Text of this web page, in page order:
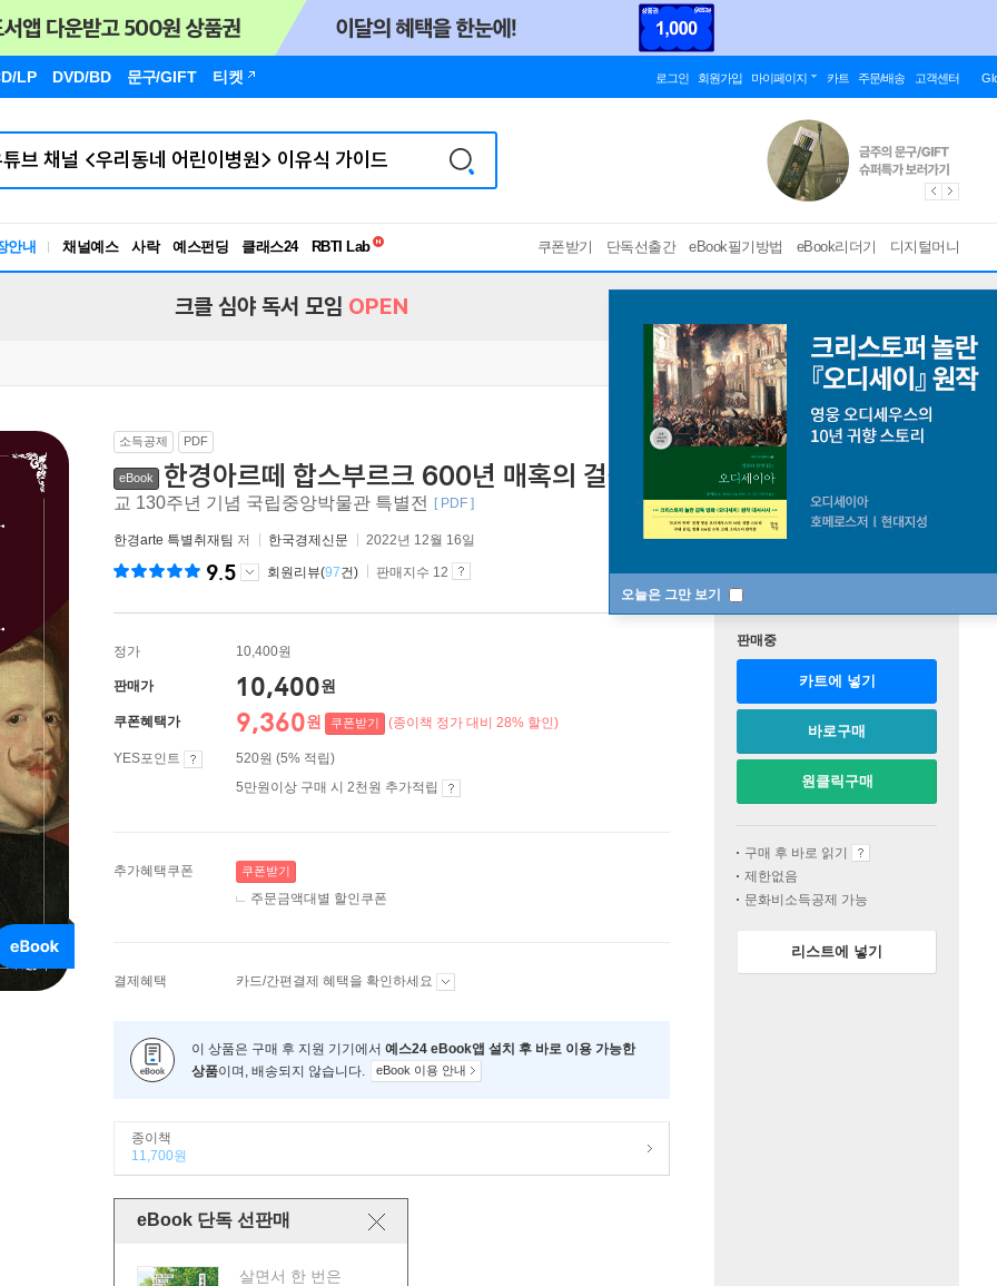
LP DVD/BD 문구/GIFT 티켓 로그인 회원가입 마이페이지 카트 주문/배송 고객센터
안내 채널예스 사락 예스펀딩 클래스24
RBTI Lab
독서유형검사
쿠폰받기 단독선출간 eBook필기방법 eBook리더기 디지털머니
오늘은 그만 보기
크클 심야 독서 모임 OPEN
소득공제 PDF
eBook 한경아르떼 합스부르크 600년 매혹의 걸작들 100배 즐기기
교 130주년 기념 국립중앙박물관 특별전
[ PDF ]
한경arte 특별취재팀 저 한국경제신문 2022년 12월 16일
9.5 회원리뷰(97건) 판매지수 12
정가 10,400원
판매가 10,400원
쿠폰혜택가 9,360원 쿠폰받기 (종이책 정가 대비 28% 할인)
YES포인트
520원 (5% 적립)
5만원이상 구매 시 2천원 추가적립
추가혜택쿠폰 쿠폰받기
주문금액대별 할인쿠폰
결제혜택 카드/간편결제 혜택을 확인하세요
이 상품은 구매 후 지원 기기에서 예스24 eBook앱 설치 후 바로 이용 가능한
상품이며, 배송되지 않습니다. eBook 이용 안내
종이책
11,700원
eBook 단독 선판매
살면서 한 번은
판매중
카트에 넣기
바로구매
원클릭구매
구매 후 바로 읽기
제한없음
문화비소득공제 가능
리스트에 넣기